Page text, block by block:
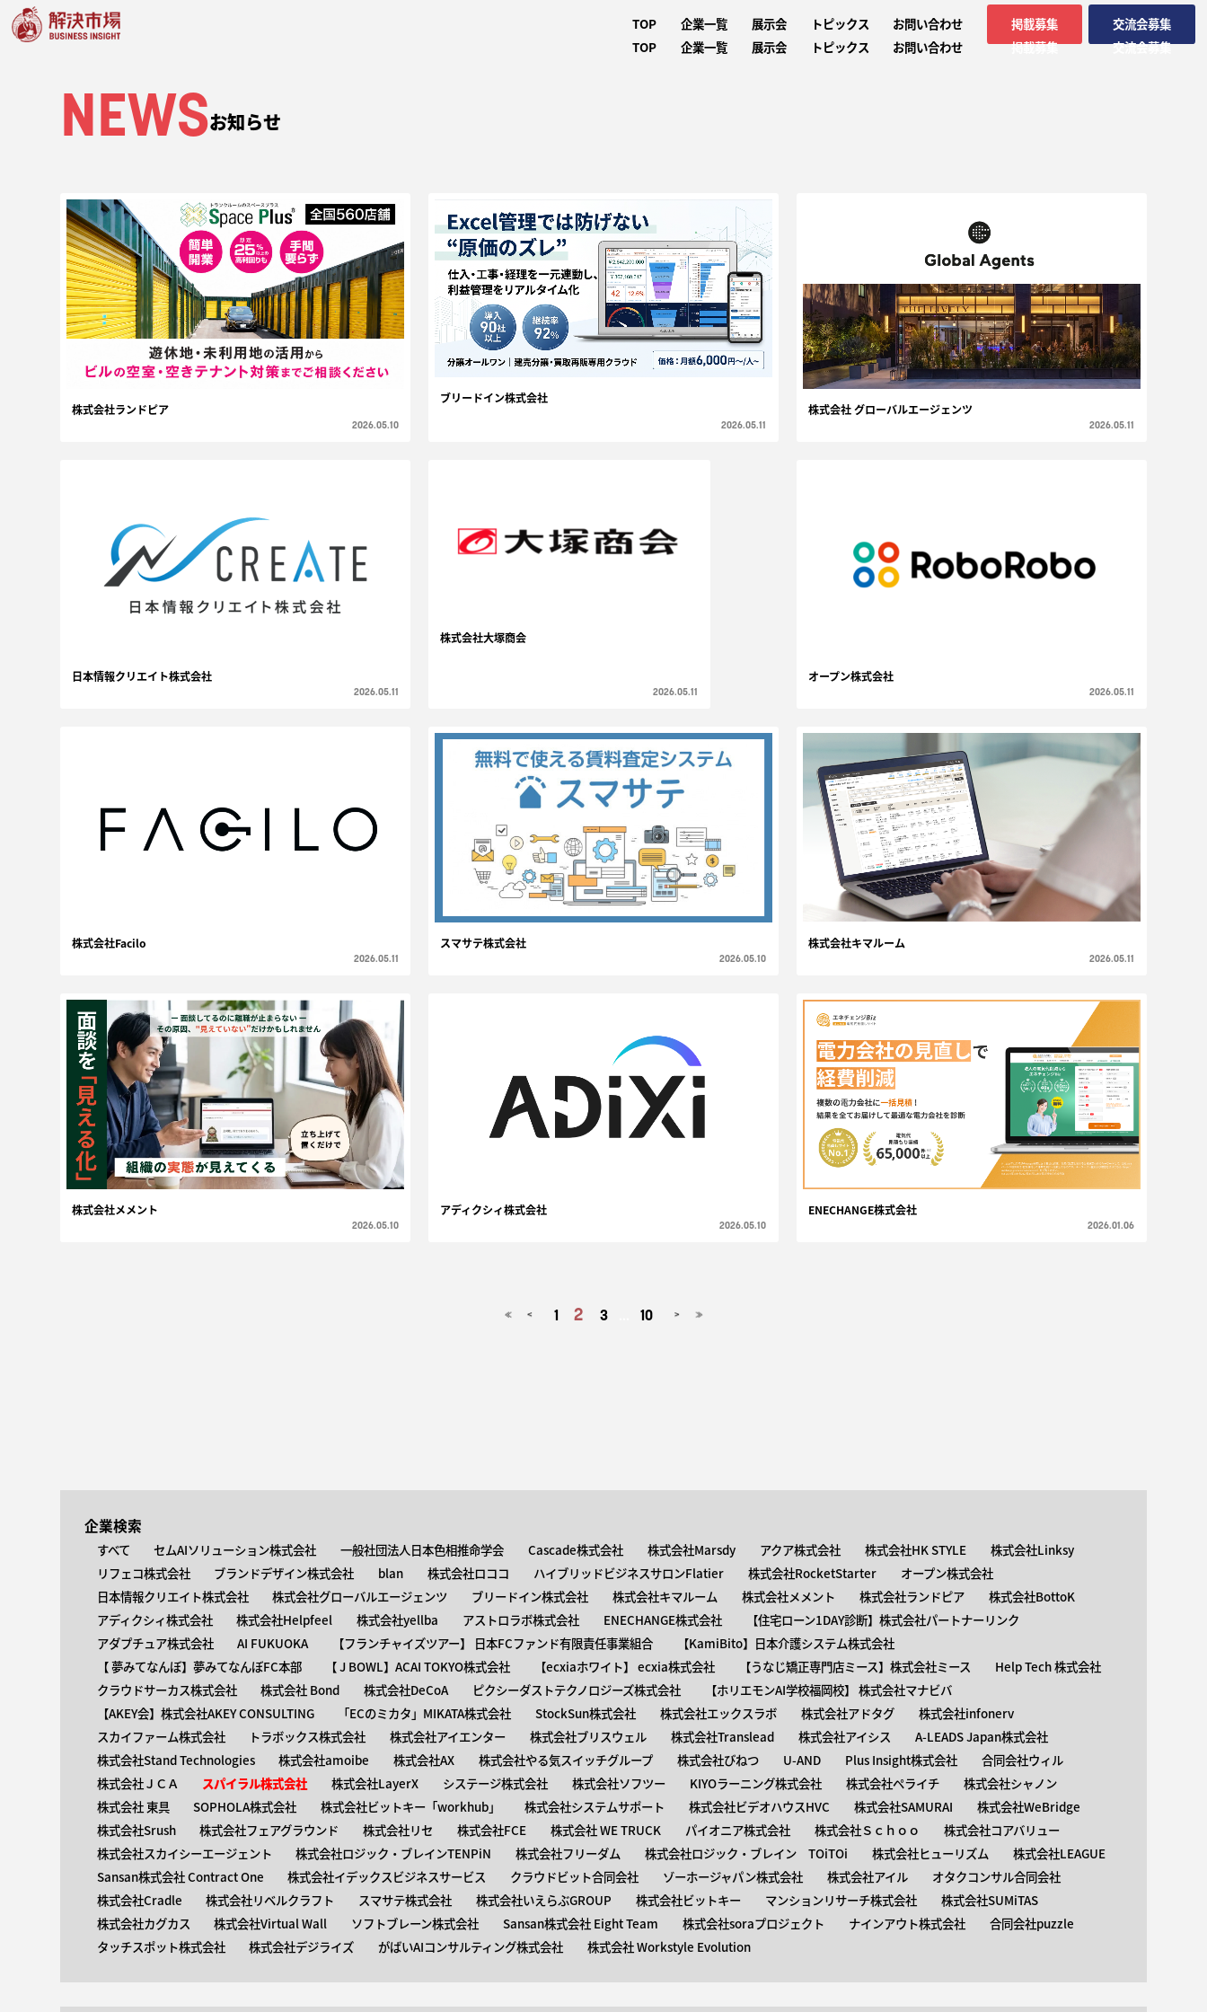
TOP
TOP
企業一覧
企業一覧
展示会
展示会
トピックス
トピックス
お問い合わせ
お問い合わせ
掲載募集
掲載募集
交流会募集
交流会募集
NEWSお知らせ
株式会社ランドピア
2026.05.10
ブリードイン株式会社
2026.05.11
株式会社 グローバルエージェンツ
2026.05.11
日本情報クリエイト株式会社
2026.05.11
株式会社大塚商会
2026.05.11
オープン株式会社
2026.05.11
株式会社Facilo
2026.05.11
スマサテ株式会社
2026.05.10
株式会社キマルーム
2026.05.11
株式会社メメント
2026.05.10
アディクシィ株式会社
2026.05.10
ENECHANGE株式会社
2026.01.06
≪ < 1 2 3 10 > ≫
企業検索
すべて セムAIソリューション株式会社 一般社団法人日本色相推命学会 Cascade株式会社 株式会社Marsdy アクア株式会社 株式会社HK STYLE
株式会社Linksy
リフェコ株式会社
ブランドデザイン株式会社 blan 株式会社ロココ ハイブリッドビジネスサロンFlatier 株式会社RocketStarter
オープン株式会社
日本情報クリエイト株式会社
株式会社グローバルエージェンツ ブリードイン株式会社 株式会社キマルーム 株式会社メメント 株式会社ランドピア
株式会社BottoK
アディクシィ株式会社
株式会社Helpfeel 株式会社yellba アストロラボ株式会社 ENECHANGE株式会社
【住宅ローン1DAY診断】株式会社パートナーリンク
アダプチュア株式会社
AI FUKUOKA 【​フランチャイズツアー】 日本FCファンド有限責任事業組合
【KamiBito​】日本介護システム株式会社
【 ​夢みてなんぼ】夢みてなんぼFC本部
【 ​J BOWL】ACAI TOKYO株式会社 【​ecxiaホワイト】 ecxia株式会社 【​うなじ矯正専門店ミース】株式会社ミース
Help Tech 株式会社
クラウドサーカス株式会社
株式会社 Bond 株式会社DeCoA ピクシーダストテクノロジーズ株式会社
【ホリエモンAI学校福岡校】 株式会社マナビバ
【AKEY会】株式会社AKEY CONSULTING
「ECのミカタ」MIKATA株式会社 StockSun株式会社 株式会社エックスラボ 株式会社アドタグ
株式会社infonerv
スカイファーム株式会社
トラボックス株式会社 株式会社アイエンター 株式会社ブリスウェル 株式会社Translead 株式会社アイシス
A-LEADS Japan株式会社
株式会社Stand Technologies
株式会社amoibe 株式会社AX 株式会社やる気スイッチグループ 株式会社びねつ U-AND Plus Insight株式会社
合同会社ウィル
株式会社ＪＣＡ
スパイラル株式会社 株式会社LayerX システージ株式会社 株式会社ソフツー KIYOラーニング株式会社 株式会社ペライチ
株式会社シャノン
株式会社 東具
SOPHOLA株式会社 株式会社ビットキー「workhub」 株式会社システムサポート 株式会社ビデオハウスHVC 株式会社SAMURAI
株式会社WeBridge
株式会社Srush
株式会社フェアグラウンド 株式会社リセ 株式会社FCE 株式会社 WE TRUCK パイオニア株式会社 株式会社Ｓｃｈｏｏ
株式会社コアバリュー
株式会社スカイシーエージェント
株式会社ロジック・ブレインTENPiN 株式会社フリーダム 株式会社ロジック・ブレイン TOiTOi 株式会社ヒューリズム
株式会社LEAGUE
Sansan株式会社 Contract One
株式会社イデックスビジネスサービス クラウドビット合同会社 ゾーホージャパン株式会社 株式会社アイル
オタクコンサル合同会社
株式会社Cradle
株式会社リベルクラフト スマサテ株式会社 株式会社いえらぶGROUP 株式会社ビットキー マンションリサーチ株式会社
株式会社SUMiTAS
株式会社カグカス
株式会社Virtual Wall ソフトブレーン株式会社 Sansan株式会社 Eight Team 株式会社soraプロジェクト ナインアウト株式会社
合同会社puzzle
タッチスポット株式会社
株式会社デジライズ がばいAIコンサルティング株式会社 株式会社 Workstyle Evolution